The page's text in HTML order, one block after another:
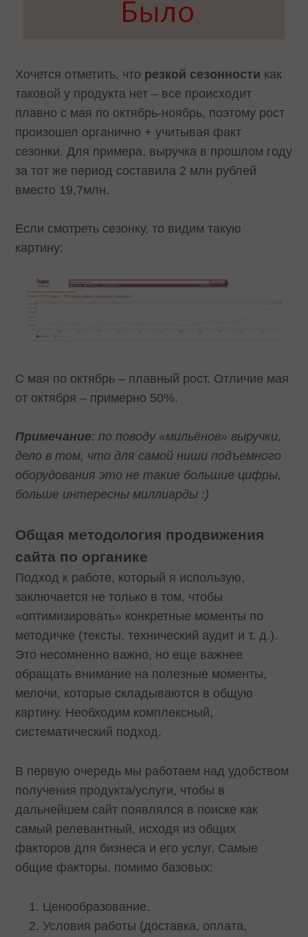
Хочется отметить, что резкой сезонности как
таковой у продукта нет – все происходит
плавно с мая по октябрь-ноябрь, поэтому рост
произошел органично + учитывая факт
сезонки. Для примера, выручка в прошлом году
за тот же период составила 2 млн рублей
вместо 19,7млн.
Если смотреть сезонку, то видим такую
картину:
С мая по октябрь – плавный рост. Отличие мая
от октября – примерно 50%.
Примечание: по поводу «мильёнов» выручки,
дело в том, что для самой ниши подъемного
оборудования это не такие большие цифры,
больше интересны миллиарды :)
Общая методология продвижения
сайта по органике
Подход к работе, который я использую,
заключается не только в том, чтобы
«оптимизировать» конкретные моменты по
методичке (тексты, технический аудит и т. д.).
Это несомненно важно, но еще важнее
обращать внимание на полезные моменты,
мелочи, которые складываются в общую
картину. Необходим комплексный,
систематический подход.
В первую очередь мы работаем над удобством
получения продукта/услуги, чтобы в
дальнейшем сайт появлялся в поиске как
самый релевантный, исходя из общих
факторов для бизнеса и его услуг. Самые
общие факторы, помимо базовых:
Ценообразование.
Условия работы (доставка, оплата,